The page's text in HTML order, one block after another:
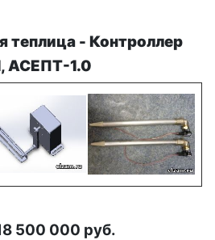
теплица - Контроллер
АСЕПТ-1.0
500 000 руб.